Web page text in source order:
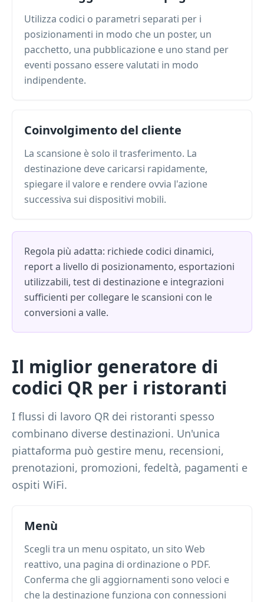
Utilizza codici o parametri separati per i
posizionamenti in modo che un poster, un
pacchetto, una pubblicazione e uno stand per
eventi possano essere valutati in modo
indipendente.
Coinvolgimento del cliente
La scansione è solo il trasferimento. La
destinazione deve caricarsi rapidamente,
spiegare il valore e rendere ovvia l'azione
successiva sui dispositivi mobili.
Regola più adatta: richiede codici dinamici,
report a livello di posizionamento, esportazioni
utilizzabili, test di destinazione e integrazioni
sufficienti per collegare le scansioni con le
conversioni a valle.
Il miglior generatore di
codici QR per i ristoranti
I flussi di lavoro QR dei ristoranti spesso
combinano diverse destinazioni. Un'unica
piattaforma può gestire menu, recensioni,
prenotazioni, promozioni, fedeltà, pagamenti e
ospiti WiFi.
Menù
Scegli tra un menu ospitato, un sito Web
reattivo, una pagina di ordinazione o PDF.
Conferma che gli aggiornamenti sono veloci e
che la destinazione funziona con connessioni